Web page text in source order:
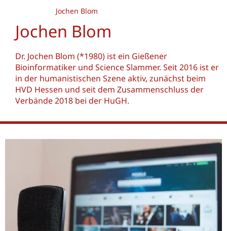
Jochen Blom
Jochen Blom
Dr. Jochen Blom (*1980) ist ein Gießener
Bioinformatiker und Science Slammer. Seit 2016 ist er
in der humanistischen Szene aktiv, zunächst beim
HVD Hessen und seit dem Zusammenschluss der
Verbände 2018 bei der HuGH.